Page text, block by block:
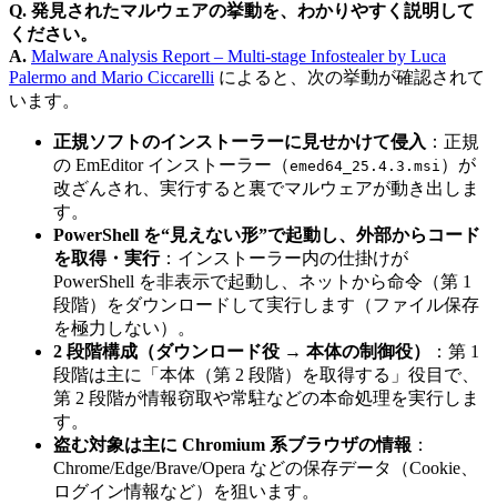
Q. 発見されたマルウェアの挙動を、わかりやすく説明して
ください。
A. Malware Analysis Report – Multi-stage Infostealer by Luca
Palermo and Mario Ciccarelli によると、次の挙動が確認されて
います。
正規ソフトのインストーラーに見せかけて侵入 ：正規
の EmEditor インストーラー（emed64_25.4.3.msi ）が
改ざんされ、実行すると裏でマルウェアが動き出しま
す。
PowerShell を“見えない形”で起動し、外部からコード
を取得・実行：インストーラー内の仕掛けが
PowerShell を非表示で起動し、ネットから命令（第 1
段階）をダウンロードして実行します（ファイル保存
を極力しない）。
2 段階構成（ダウンロード役 → 本体の制御役）
：第 1
段階は主に「本体（第 2 段階）を取得する」役目で、
第 2 段階が情報窃取や常駐などの本命処理を実行しま
す。
盗む対象は主に Chromium 系ブラウザの情報 ：
Chrome/Edge/Brave/Opera などの保存データ（Cookie、
ログイン情報など）を狙います。